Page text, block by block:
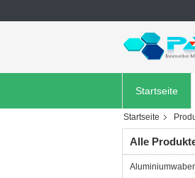
Startseite
Startseite
Alle